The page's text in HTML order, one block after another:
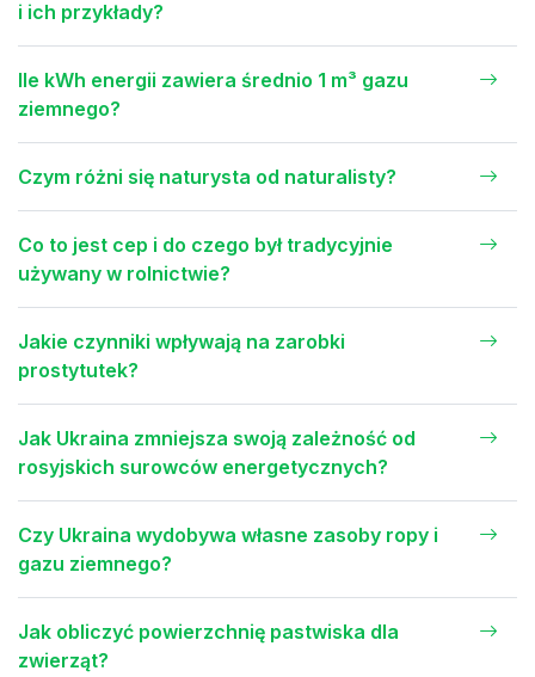
i ich przykłady?
Ile kWh energii zawiera średnio 1 m³ gazu
ziemnego?
Czym różni się naturysta od naturalisty?
Co to jest cep i do czego był tradycyjnie
używany w rolnictwie?
Jakie czynniki wpływają na zarobki
prostytutek?
Jak Ukraina zmniejsza swoją zależność od
rosyjskich surowców energetycznych?
Czy Ukraina wydobywa własne zasoby ropy i
gazu ziemnego?
Jak obliczyć powierzchnię pastwiska dla
zwierząt?